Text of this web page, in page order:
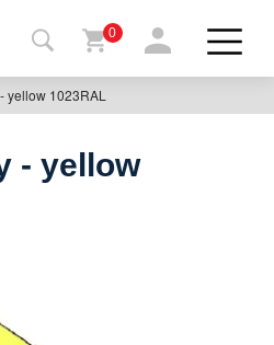
0
yellow 1023RAL
- yellow